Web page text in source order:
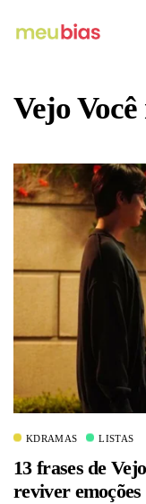
Vejo
KDRAMAS LISTAS
13 frases de
reviver emoções